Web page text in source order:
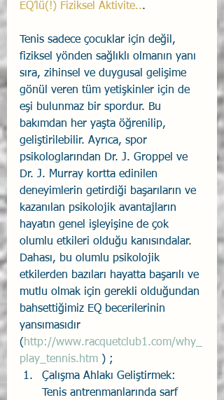
EQ’lü(!) Fiziksel Aktivite...
Tenis sadece çocuklar için değil,
fiziksel yönden sağlıklı olmanın yanı
sıra, zihinsel ve duygusal gelişime
gönül veren tüm yetişkinler için de
eşi bulunmaz bir spordur. Bu
bakımdan her yaşta öğrenilip,
geliştirilebilir. Ayrıca, spor
psikologlarından Dr. J. Groppel ve
Dr. J. Murray kortta edinilen
deneyimlerin getirdiği başarıların ve
kazanılan psikolojik avantajların
hayatın genel işleyişine de çok
olumlu etkileri olduğu kanısındalar.
Dahası, bu olumlu psikolojik
etkilerden bazıları hayatta başarılı ve
mutlu olmak için gerekli olduğundan
bahsettiğimiz EQ becerilerinin
yansımasıdır
(http://www.racquetclub1.com/why_
play_tennis.htm ) ;
Çalışma Ahlakı Geliştirmek:
Tenis antrenmanlarında sarf